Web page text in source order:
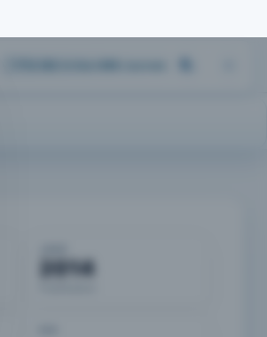
2014